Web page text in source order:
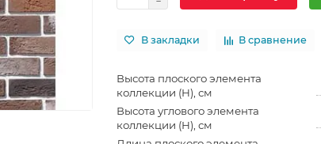
В закладки В сравнение
Высота плоского элемента
коллекции (H), см
Высота углового элемента
коллекции (H), см